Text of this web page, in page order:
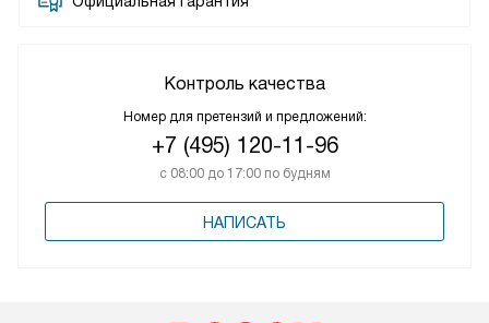
Контроль качества
Номер для претензий и предложений:
+7 (495) 120-11-96
с 08:00 до 17:00 по будням
НАПИСАТЬ